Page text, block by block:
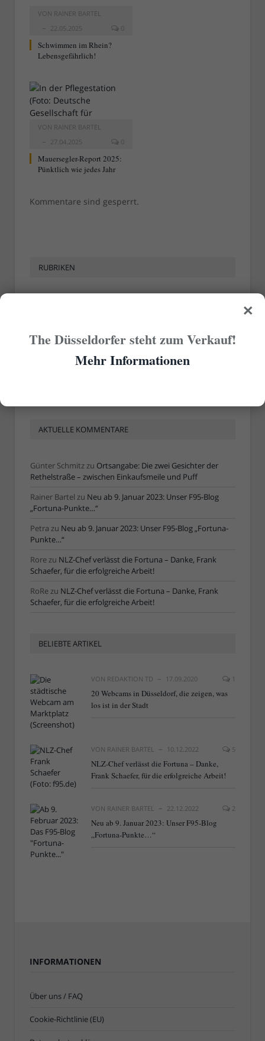
VON RAINER BARTEL
22.05.2025
0
Schwimmen im Rhein?
Lebensgefährlich!
VON RAINER BARTEL
27.04.2025
0
Mauersegler-Report 2025:
Pünktlich wie jedes Jahr
Kommentare sind gesperrt.
RUBRIKEN
AKTUELLE KOMMENTARE
Günter Schmitzzu Ortsangabe: Die zwei Gesichter der
Rethelstraße – zwischen Einkaufsmeile und Puff
Rainer Bartel zu Neu ab 9. Januar 2023: Unser F95-Blog
„Fortuna-Punkte…“
Petra zu Neu ab 9. Januar 2023: Unser F95-Blog „Fortuna-
Punkte…“
Rorezu NLZ-Chef verlässt die Fortuna – Danke, Frank
Schaefer, für die erfolgreiche Arbeit!
RoRezu NLZ-Chef verlässt die Fortuna – Danke, Frank
Schaefer, für die erfolgreiche Arbeit!
BELIEBTE ARTIKEL
VON REDAKTION TD 17.09.2020 1
20 Webcams in Düsseldorf, die zeigen, was
los ist in der Stadt
VON RAINER BARTEL 10.12.2022 5
NLZ-Chef verlässt die Fortuna – Danke,
Frank Schaefer, für die erfolgreiche Arbeit!
VON RAINER BARTEL 22.12.2022 2
Neu ab 9. Januar 2023: Unser F95-Blog
„Fortuna-Punkte…“
INFORMATIONEN
Über uns / FAQ
Cookie-Richtlinie (EU)
×
The Düsseldorfer steht zum Verkauf!
Mehr Informationen